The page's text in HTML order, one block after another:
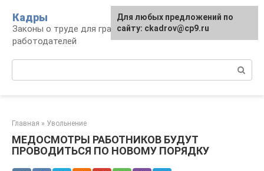
контенту
Кадры
Законы о труде для граждан и
работодателей
Главная » Увольнение
МЕДОСМОТРЫ РАБОТНИКОВ БУДУТ
ПРОВОДИТЬСЯ ПО НОВОМУ ПОРЯДКУ
Для любых предложений по
сайту: ckadrov@cp9.ru